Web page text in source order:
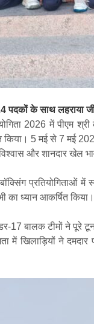
पदकों के साथ लहराया
2026 में पीएम
किया। 5 मई से 7 मई
और शानदार खेल
प्रतियोगिताओं में
का ध्यान आकर्षित किया।
17 बालक टीमों ने पूरे
में खिलाड़ियों ने